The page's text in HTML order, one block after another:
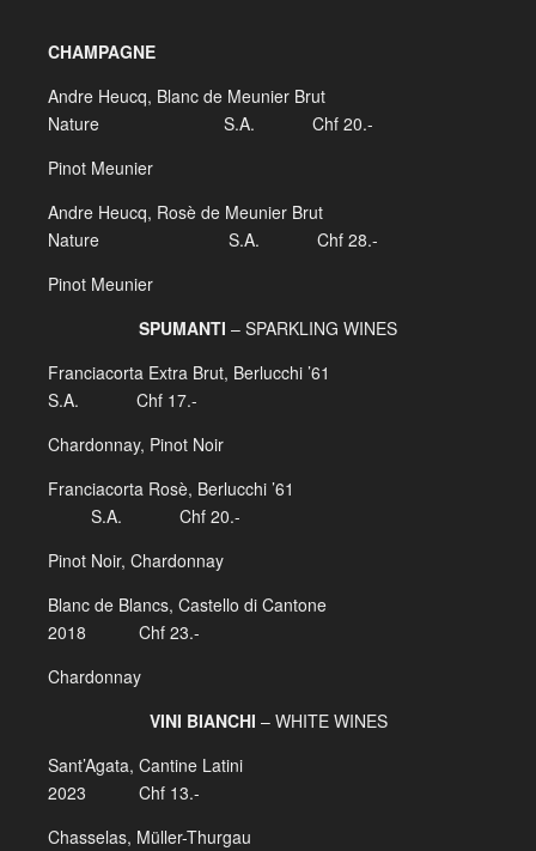
CHAMPAGNE
Andre Heucq, Blanc de Meunier Brut
Nature S.A. Chf 20.-
Pinot Meunier
Andre Heucq, Rosè de Meunier Brut
Nature S.A. Chf 28.-
Pinot Meunier
SPUMANTI – SPARKLING WINES
Franciacorta Extra Brut, Berlucchi ’61
S.A. Chf 17.-
Chardonnay, Pinot Noir
Franciacorta Rosè, Berlucchi ’61
S.A. Chf 20.-
Pinot Noir, Chardonnay
Blanc de Blancs, Castello di Cantone
2018 Chf 23.-
Chardonnay
VINI BIANCHI – WHITE WINES
Sant’Agata, Cantine Latini
2023 Chf 13.-
Chasselas, Müller-Thurgau